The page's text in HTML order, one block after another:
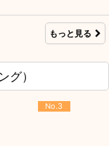
もっと見る
グ）
No.3